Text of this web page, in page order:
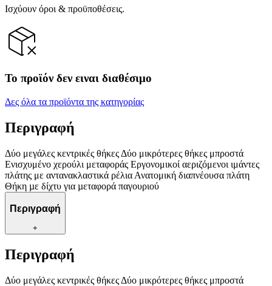
Ισχύουν όροι & προϋποθέσεις.
Το προϊόν δεν ειναι διαθέσιμο
Δες όλα τα προϊόντα της κατηγορίας
Περιγραφή
Δύο μεγάλες κεντρικές θήκες Δύο μικρότερες θήκες μπροστά
Ενισχυμένο χερούλι μεταφοράς Εργονομικοί αεριζόμενοι ιμάντες
πλάτης με αντανακλαστικά ρέλια Ανατομική διαπνέουσα πλάτη
Θήκη µε δίχτυ για µεταφορά παγουριού
Περιγραφή
+
Περιγραφή
Δύο μεγάλες κεντρικές θήκες Δύο μικρότερες θήκες μπροστά